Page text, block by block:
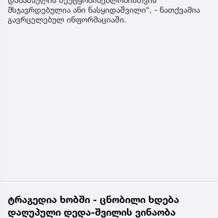
მსჯავრდებულია ანი ნასყიდაშვილი“, - ნათქვამია
გავრცელებულ ინფორმაციაში.
ტრაგედია ხობში - ცნობილი ხდება
დაღუპული დედა-შვილის ვინაობა